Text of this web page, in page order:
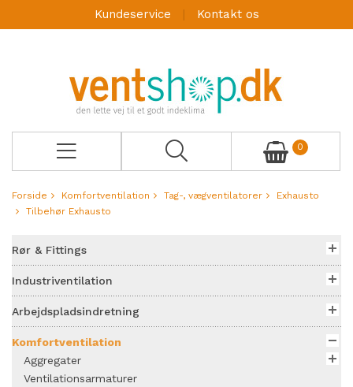
Kundeservice Kontakt os
0
Forside Komfortventilation Tag-, vægventilatorer
Exhausto
Tilbehør Exhausto
Rør & Fittings
Industriventilation
Arbejdspladsindretning
Komfortventilation
Aggregater
Ventilationsarmaturer